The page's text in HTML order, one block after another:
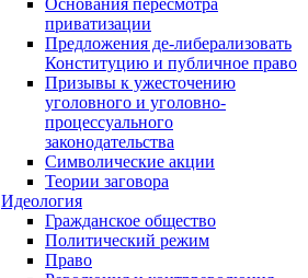
Основания пересмотра
приватизации
Предложения де-либерализовать
Конституцию и публичное право
Призывы к ужесточению
уголовного и уголовно-
процессуального
законодательства
Символические акции
Теории заговора
Идеология
Гражданское общество
Политический режим
Право